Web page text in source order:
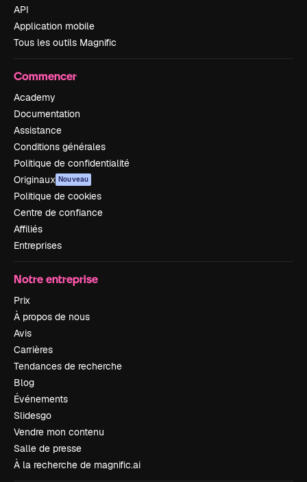
API
Application mobile
Tous les outils Magnific
Commencer
Academy
Documentation
Assistance
Conditions générales
Politique de confidentialité
Originaux Nouveau
Politique de cookies
Centre de confiance
Affiliés
Entreprises
Notre entreprise
Prix
À propos de nous
Avis
Carrières
Tendances de recherche
Blog
Événements
Slidesgo
Vendre mon contenu
Salle de presse
À la recherche de magnific.ai